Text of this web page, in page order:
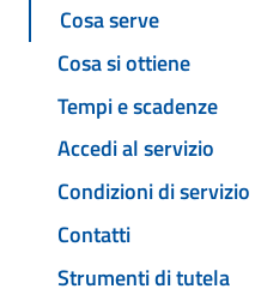
Cosa serve
Cosa si ottiene
Tempi e scadenze
Accedi al servizio
Condizioni di servizio
Contatti
Strumenti di tutela